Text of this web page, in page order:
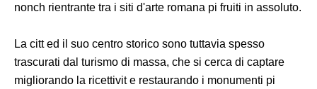
nonch rientrante tra i siti d'arte romana pi fruiti in assoluto.
La citt ed il suo centro storico sono tuttavia spesso
trascurati dal turismo di massa, che si cerca di captare
migliorando la ricettivit e restaurando i monumenti pi